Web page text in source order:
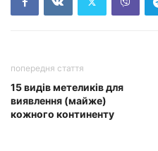
попередня стаття
15 видів метеликів для
виявлення (майже)
кожного континенту